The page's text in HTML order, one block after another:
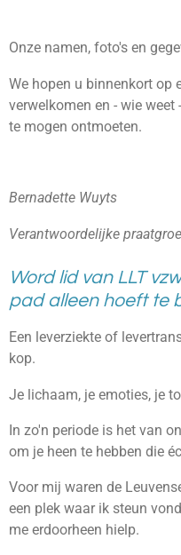
Onze namen, foto's en
We hopen u binnenkort op
verwelkomen en - wie
te mogen ontmoeten.
Bernadette Wuyts
Verantwoordelijke
Word lid van LLT
pad alleen hoeft te
Een leverziekte of
kop.
Je lichaam, je emoties, je
In zo'n periode is het van
om je heen te hebben die
Voor mij waren de
een plek waar ik steun
me erdoorheen hielp.